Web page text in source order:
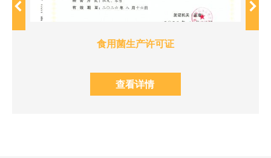
食用菌生产许可证
查看详情